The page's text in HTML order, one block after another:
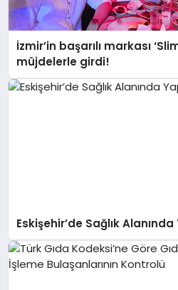
İzmir’in başarılı markası
müjdelerle girdi!
Eskişehir’de Sağlık